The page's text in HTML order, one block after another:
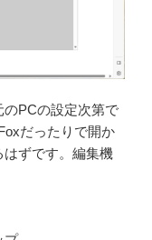
PCの設定次第で
だったりで開か
ずです。編集機